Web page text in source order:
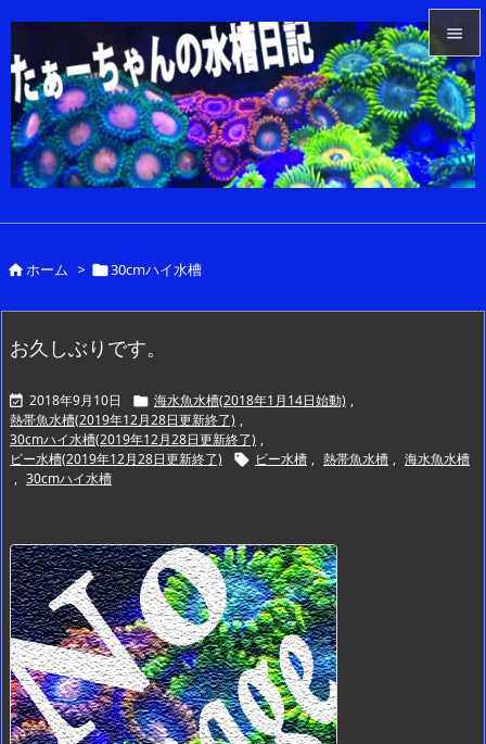


メニュ

サイド


ホーム > 30cmハイ水槽
お久しぶりです。
 2018年9月10日  海水魚水槽(2018年1月14日始動) ,
熱帯魚水槽(2019年12月28日更新終了) ,
30cmハイ水槽(2019年12月28日更新終了) ,
ビー水槽(2019年12月28日更新終了)
 ビー水槽 , 熱帯魚水槽 , 海水魚水槽
, 30cmハイ水槽